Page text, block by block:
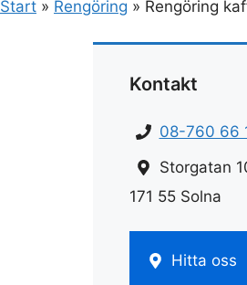
Start » Rengöring » Rengöring
Kontakt
08-760 66
Storgatan
171 55 Solna
Hitta oss